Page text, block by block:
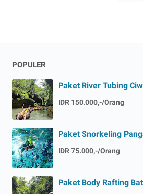
POPULER
Paket River Tubing
IDR 150.000,-/Orang
Paket Snorkeling
IDR 75.000,-/Orang
Paket Body Rafting